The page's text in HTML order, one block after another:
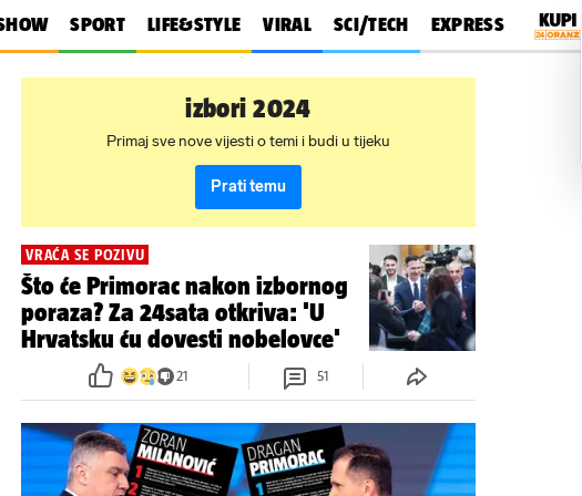
SPORT LIFE&STYLE VIRAL SCI/TECH EXPRESS
izbori 2024
Primaj sve nove vijesti o temi i budi u tijeku
Prati temu
VRAĆA SE POZIVU
Što će Primorac nakon izbornog
poraza? Za 24sata otkriva: 'U
Hrvatsku ću dovesti nobelovce'
21 51